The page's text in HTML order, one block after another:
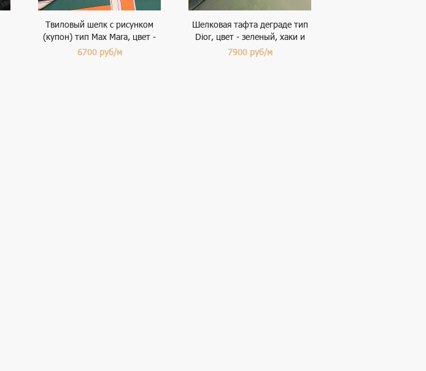
Твиловый шелк с рисунком
(купон) тип Max Mara, цвет -
разноцветный
6700 руб/м
Шелковая тафта деграде тип
Dior, цвет - зеленый, хаки и
молочный
7900 руб/м